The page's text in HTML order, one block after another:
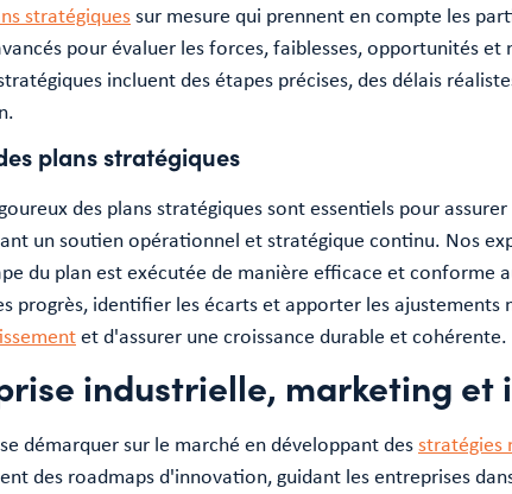
stratégiquessur mesure qui prennent en compte les
pour évaluer les forces, faiblesses, opportunités et
incluent des étapes précises, des délais
plans stratégiques
des plans stratégiques sont essentiels pour
un soutien opérationnel et stratégique continu. Nos
du plan est exécutée de manière efficace et conforme
progrès, identifier les écarts et apporter les
et d'assurer une croissance durable et cohérente.
industrielle, marketing et
démarquer sur le marché en développant desstratégies
des roadmaps d'innovation, guidant les entreprises